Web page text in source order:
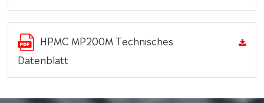
HPMC MP200M Technisches
Datenblatt